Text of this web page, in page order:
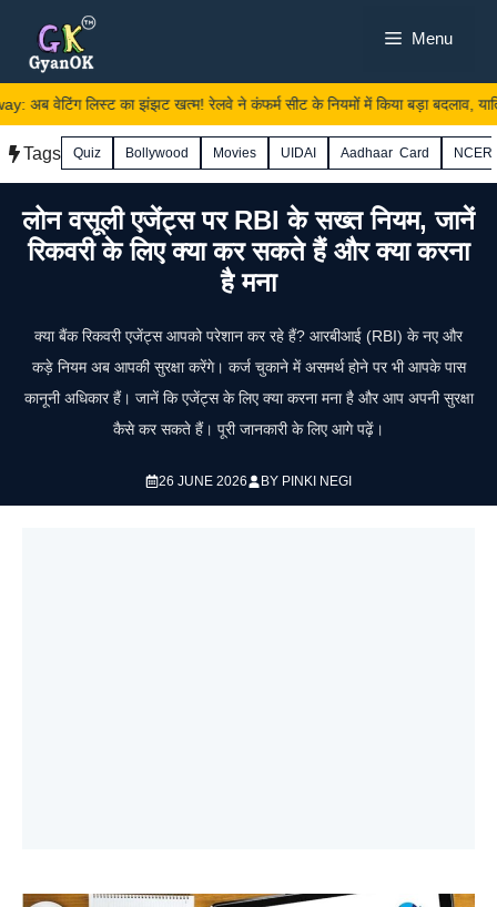
content
Menu
अब वेटिंग लिस्ट का झंझट खत्म! रेलवे ने कंफर्म सीट के नियमों में किया बड़ा बदलाव,
Tags Quiz Bollywood Movies UIDAI Aadhaar Card
लोन वसूली एजेंट्स पर RBI के सख्त नियम, जानें
रिकवरी के लिए क्या कर सकते हैं और क्या करना
है मना
क्या बैंक रिकवरी एजेंट्स आपको परेशान कर रहे हैं? आरबीआई (RBI) के नए और
कड़े नियम अब आपकी सुरक्षा करेंगे। कर्ज चुकाने में असमर्थ होने पर भी आपके पास
कानूनी अधिकार हैं। जानें कि एजेंट्स के लिए क्या करना मना है और आप अपनी सुरक्षा
कैसे कर सकते हैं। पूरी जानकारी के लिए आगे पढ़ें।
26 JUNE 2026 BY PINKI NEGI